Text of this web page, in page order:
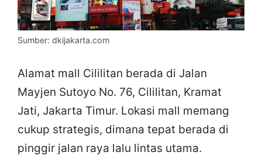
Sumber: dkijakarta.com
Alamat mall Cililitan berada di Jalan
Mayjen Sutoyo No. 76, Cililitan, Kramat
Jati, Jakarta Timur. Lokasi mall memang
cukup strategis, dimana tepat berada di
pinggir jalan raya lalu lintas utama.